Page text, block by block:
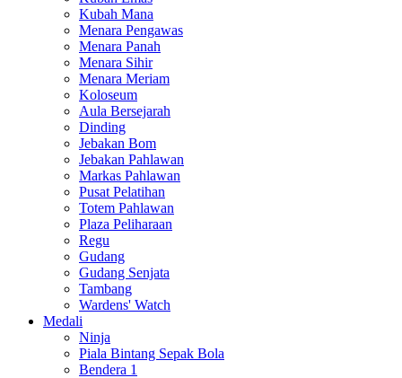
Kubah Mana
Menara Pengawas
Menara Panah
Menara Sihir
Menara Meriam
Koloseum
Aula Bersejarah
Dinding
Jebakan Bom
Jebakan Pahlawan
Markas Pahlawan
Pusat Pelatihan
Totem Pahlawan
Plaza Peliharaan
Regu
Gudang
Gudang Senjata
Tambang
Wardens' Watch
Medali
Ninja
Piala Bintang Sepak Bola
Bendera 1